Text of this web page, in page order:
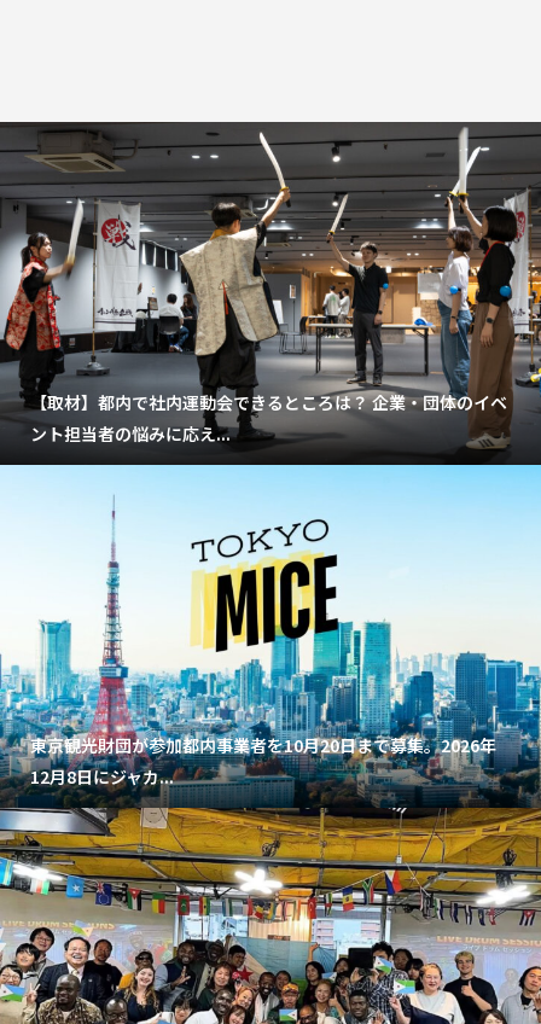
【取材】都内で社内運動会できるところは？ 企業・団体のイベ
ント担当者の悩みに応え...
東京観光財団が参加都内事業者を10月20日まで募集。2026年
12月8日にジャカ...